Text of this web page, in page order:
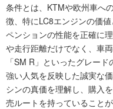
条件とは、KTMや欧州車へ
徴、特にLC8エンジンの価
ペンションの性能を正確に
や走行距離だけでなく、車
「SM R」といったグレー
強い人気を反映した誠実な
シンの真価を理解し、購入
売ルートを持っていること